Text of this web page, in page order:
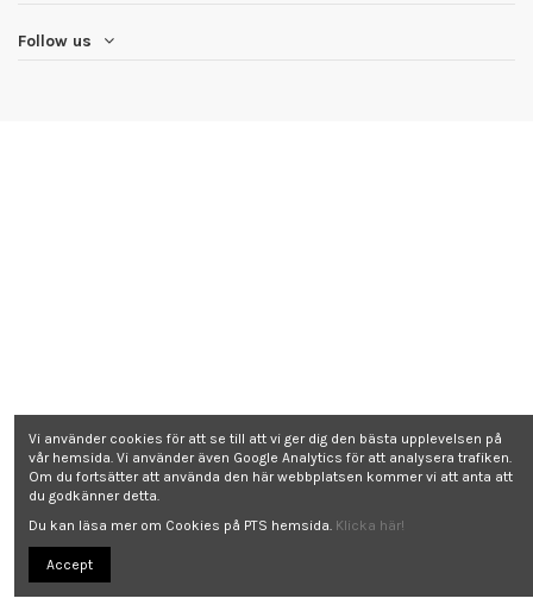
Follow us
Vi använder cookies för att se till att vi ger dig den bästa upplevelsen på
vår hemsida. Vi använder även Google Analytics för att analysera trafiken.
Om du fortsätter att använda den här webbplatsen kommer vi att anta att
du godkänner detta.
Du kan läsa mer om Cookies på PTS hemsida. Klicka här!
Accept